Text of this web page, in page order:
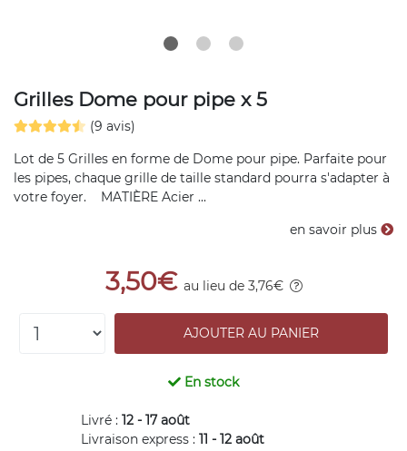
Grilles Dome pour pipe x 5
(9 avis)
Lot de 5 Grilles en forme de Dome pour pipe. Parfaite pour
les pipes, chaque grille de taille standard pourra s'adapter à
votre foyer. MATIÈRE Acier ...
en savoir plus
3,50€ au lieu de 3,76€
En stock
Livré : 12 - 17 août
Livraison express : 11 - 12 août